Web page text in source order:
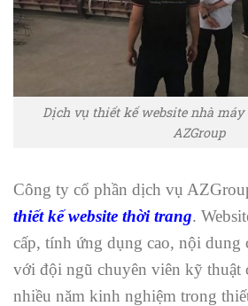
Dịch vụ thiết kế website nhà
AZGroup
Công ty cổ phần dịch vụ
thiết kế website thời trang.
cấp, tính ứng dụng cao, nội dung
với đội ngũ chuyên viên kỹ thuật
nhiều năm kinh nghiệm trong